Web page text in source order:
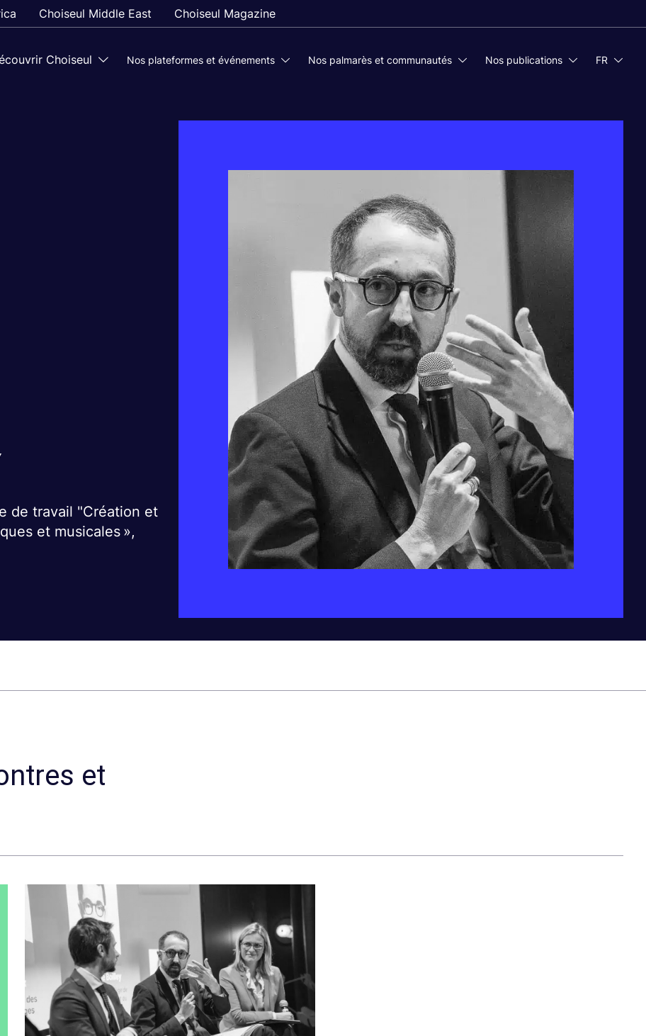
Choiseul Middle East Choiseul Magazine
Choiseul Nos plateformes et événements Nos palmarès et communautés Nos publications FR
de travail "Création et
et musicales »,
et